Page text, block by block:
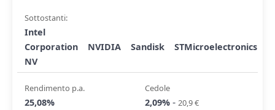
Sottostanti:
Intel
Corporation
NVIDIA Sandisk
STMicroelectronics
NV
Rendimento p.a.
25,08%
Cedole
2,09% - 20,9 €